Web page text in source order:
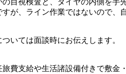
目視検査と、タイヤの内側を
が、ライン作業ではないので
いては面談時にお伝えします。
費支給や生活諸設備付きで敷金